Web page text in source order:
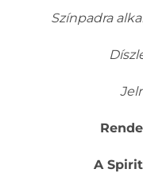
Színpadra
A